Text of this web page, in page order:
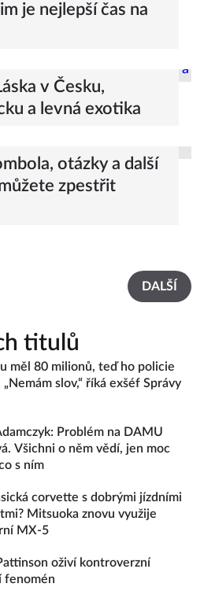
je nejlepší čas na
v Česku,
a levná exotika
otázky a další
zpestřit
DALŠÍ
titulů
měl 80 milionů, teď ho policie
slov,“ říká exšéf Správy
Problém na DAMU
Všichni o něm vědí, jen moc
s ním
corvette s dobrými jízdními
Mitsuoka znovu využije
MX-5
oživí kontroverzní
fenomén